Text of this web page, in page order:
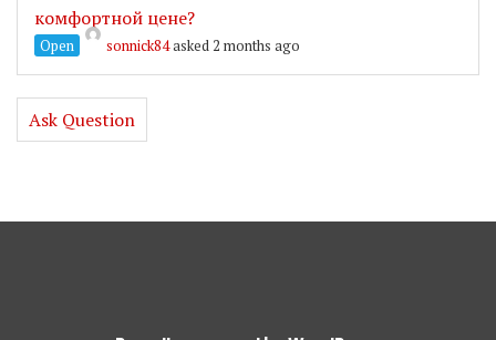
комфортной цене?
Open sonnick84asked 2 months ago
Ask Question